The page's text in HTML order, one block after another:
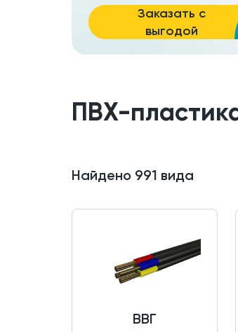
Заказать с
выгодой
ПВХ-
Найдено 991 вида
ВВГ